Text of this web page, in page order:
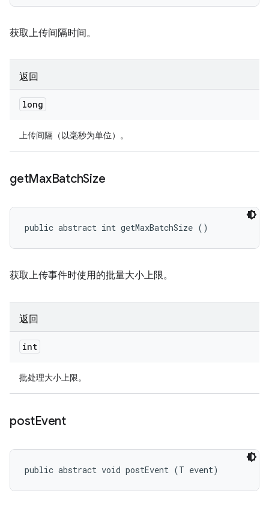
获取上传间隔时间。
返回
long
上传间隔（以毫秒为单位）。
getMaxBatchSize
public abstract int getMaxBatchSize ()
获取上传事件时使用的批量大小上限。
返回
int
批处理大小上限。
postEvent
public abstract void postEvent (T event)